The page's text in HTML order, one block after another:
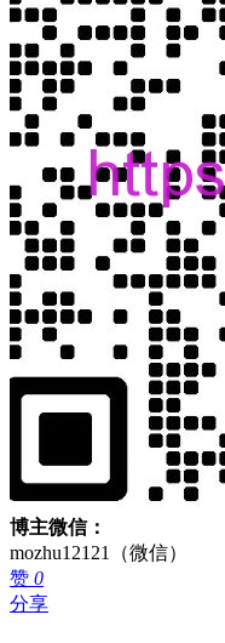
博主微信：
mozhu12121（微信）
赞 0
分享